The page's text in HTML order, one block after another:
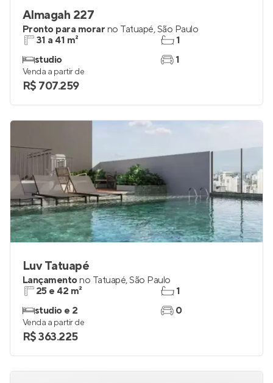
Almagah 227
Pronto para morar no Tatuapé,São Paulo
31 a 41 m²
studio
1
1
Venda a partir de
R$ 707.259
Luv Tatuapé
Lançamentono Tatuapé,São Paulo
25 e 42 m²
studio e 2
1
0
Venda a partir de
R$ 363.225